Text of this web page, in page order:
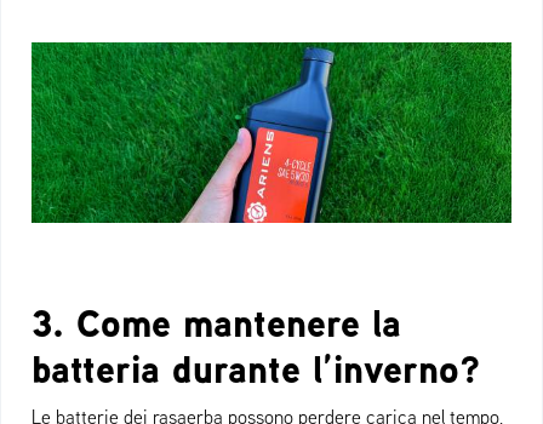
3. Come mantenere la
batteria durante l’inverno?
Le batterie dei rasaerba possono perdere carica nel tempo,